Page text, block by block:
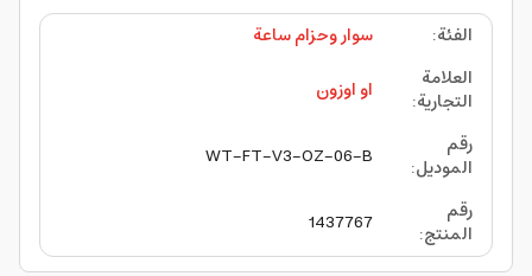
الفئة:
سوار وحزام ساعة
العلامة
التجارية:
او اوزون
رقم
الموديل:
WT-FT-V3-OZ-06-B
رقم
المنتج:
1437767